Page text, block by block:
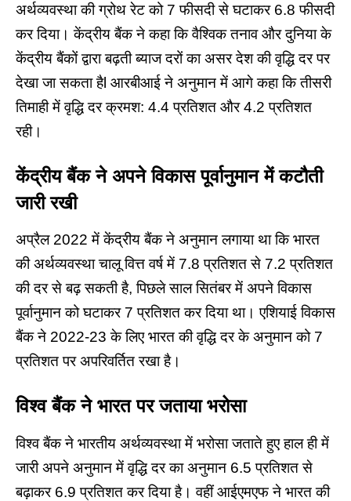
अर्थव्यवस्था की ग्रोथ रेट को 7 फीसदी से घटाकर 6.8 फीसदी
कर दिया। केंद्रीय बैंक ने कहा कि वैश्विक तनाव और दुनिया के
केंद्रीय बैंकों द्वारा बढ़ती ब्याज दरों का असर देश की वृद्धि दर पर
देखा जा सकता हैl आरबीआई ने अनुमान में आगे कहा कि तीसरी
तिमाही में वृद्धि दर क्रमश: 4.4 प्रतिशत और 4.2 प्रतिशत
रही।
केंद्रीय बैंक ने अपने विकास पूर्वानुमान में कटौती
जारी रखी
अप्रैल 2022 में केंद्रीय बैंक ने अनुमान लगाया था कि भारत
की अर्थव्यवस्था चालू वित्त वर्ष में 7.8 प्रतिशत से 7.2 प्रतिशत
की दर से बढ़ सकती है, पिछले साल सितंबर में अपने विकास
पूर्वानुमान को घटाकर 7 प्रतिशत कर दिया था। एशियाई विकास
बैंक ने 2022-23 के लिए भारत की वृद्धि दर के अनुमान को 7
प्रतिशत पर अपरिवर्तित रखा है।
विश्व बैंक ने भारत पर जताया भरोसा
विश्व बैंक ने भारतीय अर्थव्यवस्था में भरोसा जताते हुए हाल ही में
जारी अपने अनुमान में वृद्धि दर का अनुमान 6.5 प्रतिशत से
बढ़ाकर 6.9 प्रतिशत कर दिया है। वहीं आईएमएफ ने भारत की